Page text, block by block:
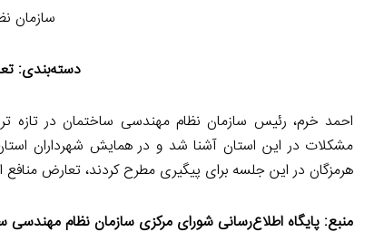
سازمان
دسته‌بندی:
احمد خرم، رئیس سازمان نظام مهندسی ساختمان در تازه
مشکلات در این استان آشنا شد و در همایش شهرداران
هرمزگان در این جلسه برای پیگیری مطرح کردند، تعارض
منبع: پایگاه اطلاع‌رسانی شورای مرکزی سازمان نظام مهندسی